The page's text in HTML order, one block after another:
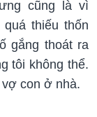
cũng là vì
thiếu thốn
gắng thoát ra
tôi không thể.
con ở nhà.